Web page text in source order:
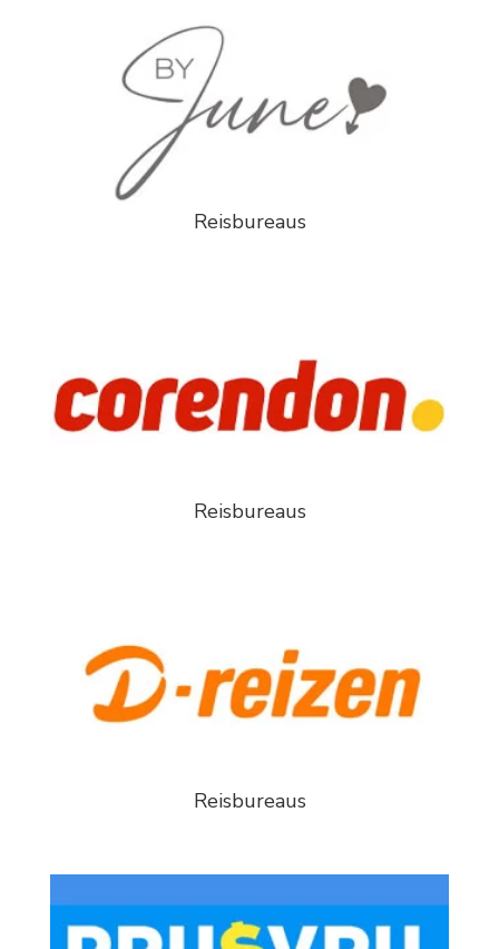
Reisbureaus
Reisbureaus
Reisbureaus